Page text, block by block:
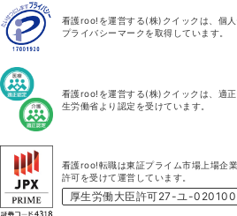
看護roo!を運営する(株)クイックは、個
プライバシーマークを取得しています。
看護roo!を運営する(株)クイックは、適
生労働省より認定を受けています。
看護roo!転職は東証プライム市場上場企
許可を受けて運営しています。
厚生労働大臣許可27-ユ-020100